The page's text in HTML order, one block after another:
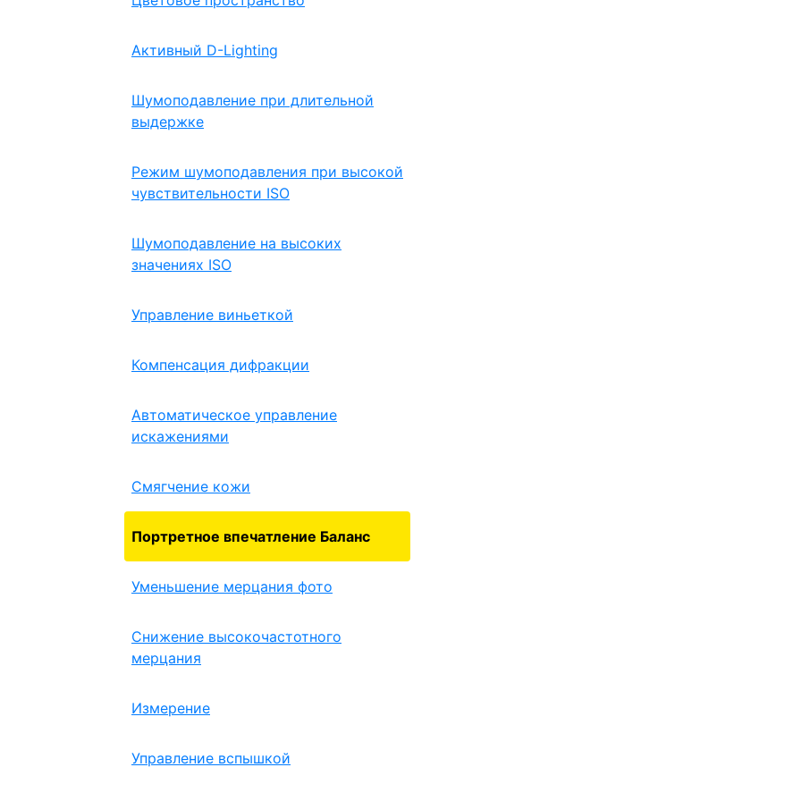
Активный D-Lighting
Шумоподавление при длительной
выдержке
Режим шумоподавления при высокой
чувствительности ISO
Шумоподавление на высоких
значениях ISO
Управление виньеткой
Компенсация дифракции
Автоматическое управление
искажениями
Смягчение кожи
Портретное впечатление Баланс
Уменьшение мерцания фото
Снижение высокочастотного
мерцания
Измерение
Управление вспышкой